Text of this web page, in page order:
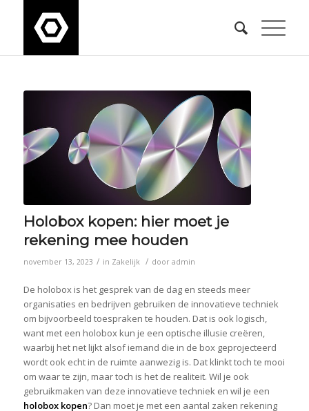
Holobox kopen: hier moet je
rekening mee houden
november 13, 2023 / in Zakelijk / door admin
De holobox is het gesprek van de dag en steeds meer
organisaties en bedrijven gebruiken de innovatieve techniek
om bijvoorbeeld toespraken te houden. Dat is ook logisch,
want met een holobox kun je een optische illusie creëren,
waarbij het net lijkt alsof iemand die in de box geprojecteerd
wordt ook echt in de ruimte aanwezig is. Dat klinkt toch te mooi
om waar te zijn, maar toch is het de realiteit. Wil je ook
gebruikmaken van deze innovatieve techniek en wil je een
holobox kopen? Dan moet je met een aantal zaken rekening